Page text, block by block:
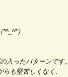
）
入ったパターンです
も堅苦しくなく、